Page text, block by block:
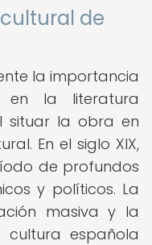
de
la importancia
en la literatura
situar la obra en
En el siglo XIX,
de profundos
y políticos. La
masiva y la
española